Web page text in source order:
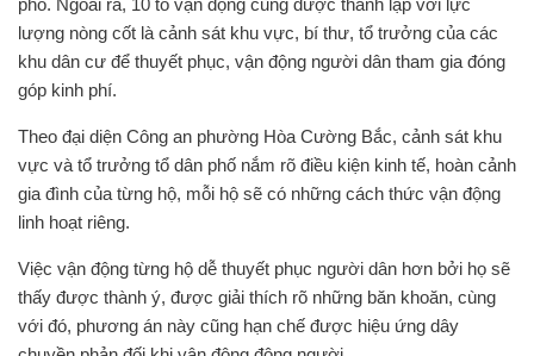
lượng nòng cốt là cảnh sát khu vực, bí thư, tổ trưởng của các
khu dân cư để thuyết phục, vận động người dân tham gia đóng
góp kinh phí.
Theo đại diện Công an phường Hòa Cường Bắc, cảnh sát khu
vực và tổ trưởng tổ dân phố nắm rõ điều kiện kinh tế, hoàn cảnh
gia đình của từng hộ, mỗi hộ sẽ có những cách thức vận động
linh hoạt riêng.
Việc vận động từng hộ dễ thuyết phục người dân hơn bởi họ sẽ
thấy được thành ý, được giải thích rõ những băn khoăn, cùng
với đó, phương án này cũng hạn chế được hiệu ứng dây